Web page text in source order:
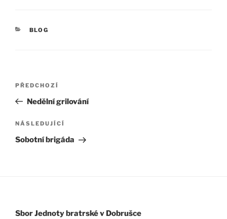
RUBRIKY
BLOG
Navigace
příspěvek
Předchozí
příspěvek
PŘEDCHOZÍ
Nedělní grilování
Následující
příspěvek
NÁSLEDUJÍCÍ
Sobotní brigáda
Sbor Jednoty bratrské v Dobrušce